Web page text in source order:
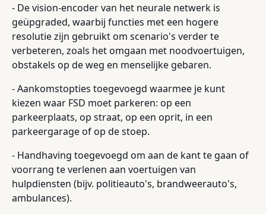
- De vision-encoder van het neurale netwerk is
geüpgraded, waarbij functies met een hogere
resolutie zijn gebruikt om scenario's verder te
verbeteren, zoals het omgaan met noodvoertuigen,
obstakels op de weg en menselijke gebaren.
- Aankomstopties toegevoegd waarmee je kunt
kiezen waar FSD moet parkeren: op een
parkeerplaats, op straat, op een oprit, in een
parkeergarage of op de stoep.
- Handhaving toegevoegd om aan de kant te gaan of
voorrang te verlenen aan voertuigen van
hulpdiensten (bijv. politieauto's, brandweerauto's,
ambulances).